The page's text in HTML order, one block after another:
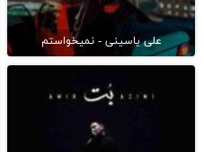
علی یاسینی - نمیخواستم